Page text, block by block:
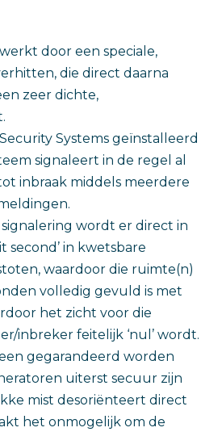
door een speciale,
die direct daarna
zeer dichte,
Systems geïnstalleerd
signaleert in de regel al
inbraak middels meerdere
signalering wordt er direct in
second’ in kwetsbare
waardoor die ruimte(n)
volledig gevuld is met
het zicht voor die
inbreker feitelijk ‘nul’ wordt.
gegarandeerd worden
uiterst secuur zijn
mist desoriënteert direct
het onmogelijk om de